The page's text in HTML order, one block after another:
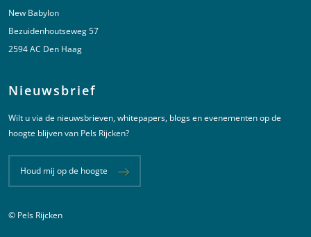
New Babylon
Bezuidenhoutseweg 57
2594 AC Den Haag
Nieuwsbrief
Wilt u via de nieuwsbrieven, whitepapers, blogs en evenementen op de
hoogte blijven van Pels Rijcken?
Houd mij op de hoogte
© Pels Rijcken